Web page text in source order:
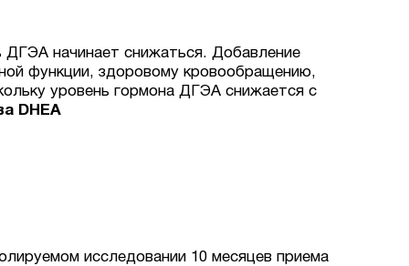
ДГЭА начинает снижаться. Добавление
функции, здоровому кровообращению,
уровень гормона ДГЭА снижается с
DHEA
исследовании 10 месяцев приема